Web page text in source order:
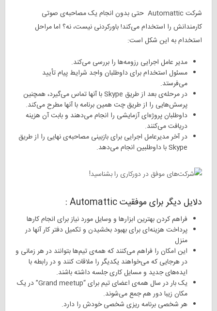
شرکت Automattic حتی بدون انجام یک مصاحبه‌ی صوتی
کارمندانش را استخدام می‌کند! باورکردنی نیست، نه؟ اما مراحل
استخدام به این شکل است:
مدیر عامل اجرایی رزومه‌ها را بررسی می‌کند.
مسئول استخدام برای داوطلبان واجد شرایط پیام تأیید
می‌فرستد.
در مرحله‌ی بعد از طریق Skype با آنها تماس می‌گیرد، همچنین
پرسش‌هایی را از طریق چت همین برنامه با آنها مطرح می‌کند.
داوطلبان پروژه‌ای آزمایشی را انجام می‌دهند و بابت آن هزینه‌
دریافت می‌کنند.
در آخر مدیرعامل اجرایی برای بازبینی مصاحبه‌ی نهایی را از طریق
Skype با داوطلبین انجام می‌دهد.
دلایل دیگر برای موفقیت Automattic :
فراهم کردن بهترین ابزارها و وسایل مورد نیاز برای انجام کارها
پرداخت هزینه‌ای برای بهبود بخشیدن و تکمیل دفتر کار آنها در
منزل
این امکان را فراهم می‌کنند که همه‌ی تیم‌ها بتوانند در هر زمانی و
در هرجایی که می‌خواهند یکدیگر را ملاقات کنند و در رابطه با
ایده‌های جدید و مسایل کاری جلسه داشته باشند.
یک بار در سال همه‌ی اعضای تیم برای “Grand meetup” در یک
مکان زیبا دور هم جمع می‌شوند.
هر شخصی برنامه ریزی شخصی خودش را دارد.